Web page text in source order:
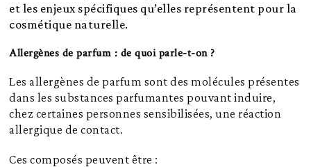
et les enjeux spécifiques qu’elles représentent pour la
cosmétique naturelle.
Allergènes de parfum : de quoi parle-t-on ?
Les allergènes de parfum sont des molécules présentes
dans les substances parfumantes pouvant induire,
chez certaines personnes sensibilisées, une réaction
allergique de contact.
Ces composés peuvent être :